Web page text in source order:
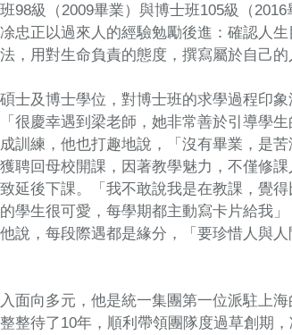
98級（2009畢業）與博士班105級（
忠正以過來人的經驗勉勵後進：確認人
，用對生命負責的態度，撰寫屬於自己的
士及博士學位，對博士班的求學過程印
很慶幸遇到梁老師，她非常善於引導學
訓練，他也打趣地說，「沒有畢業，是苦
聘回母校開課，因著教學魅力，不僅修
延後下課。「我不敢說我是在教課，覺
學生很可愛，每學期都主動寫卡片給我
說，每段際遇都是緣分，「要珍惜人與
面向多元，他是統一集團第一位派駐上
整待了10年，順利帶領團隊度過草創期，